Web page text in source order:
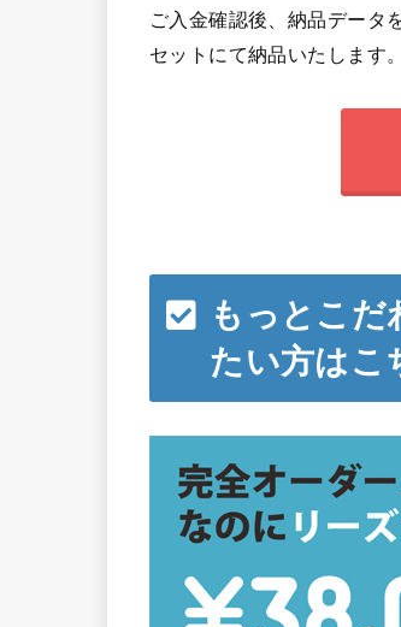
ご入金確認後、納品データ
セットにて納品いたします。
もっとこだ
たい方はこ